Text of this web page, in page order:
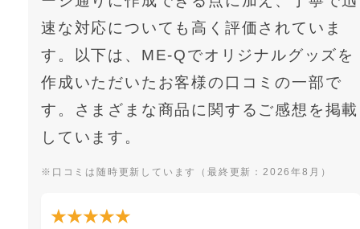
速な対応についても高く評価されていま
す。以下は、ME-Qでオリジナルグッズを
作成いただいたお客様の口コミの一部で
す。さまざまな商品に関するご感想を掲載
しています。
※口コミは随時更新しています（最終更新：2026年8月）
★★★★★